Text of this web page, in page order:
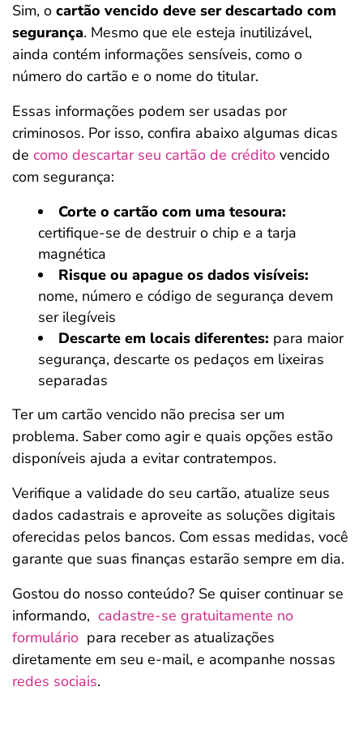
Sim, o cartão vencido deve ser descartado com
segurança. Mesmo que ele esteja inutilizável,
ainda contém informações sensíveis, como o
número do cartão e o nome do titular.
Essas informações podem ser usadas por
criminosos. Por isso, confira abaixo algumas dicas
de como descartar seu cartão de crédito vencido
com segurança:
Corte o cartão com uma tesoura:
certifique-se de destruir o chip e a tarja
magnética
Risque ou apague os dados visíveis:
nome, número e código de segurança devem
ser ilegíveis
Descarte em locais diferentes: para maior
segurança, descarte os pedaços em lixeiras
separadas
Ter um cartão vencido não precisa ser um
problema. Saber como agir e quais opções estão
disponíveis ajuda a evitar contratempos.
Verifique a validade do seu cartão, atualize seus
dados cadastrais e aproveite as soluções digitais
oferecidas pelos bancos. Com essas medidas, você
garante que suas finanças estarão sempre em dia.
Gostou do nosso conteúdo? Se quiser continuar se
informando, cadastre-se gratuitamente no
formulário para receber as atualizações
diretamente em seu e-mail, e acompanhe nossas
redes sociais.